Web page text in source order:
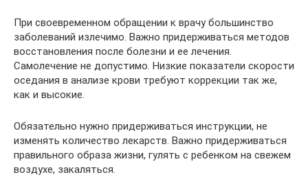
При своевременном обращении к врачу большинство
заболеваний излечимо. Важно придерживаться методов
восстановления после болезни и ее лечения.
Самолечение не допустимо. Низкие показатели скорости
оседания в анализе крови требуют коррекции так же,
как и высокие.
Обязательно нужно придерживаться инструкции, не
изменять количество лекарств. Важно придерживаться
правильного образа жизни, гулять с ребенком на свежем
воздухе, закаляться.